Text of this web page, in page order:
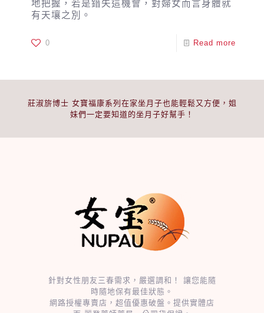
地把握，若是錯失這機會，對婦女而言身體就
有天壤之別。
0 Read more
莊淑旂博士 女寶福康系列在家坐月子也能輕鬆又方便，姐
妹們一定要知道的坐月子好幫手！
針對女性朋友三春需求，嚴選調和！ 讓您能隨
時隨地保有最佳狀態。
網路授權專賣店，超值優惠破盤。提供實體店